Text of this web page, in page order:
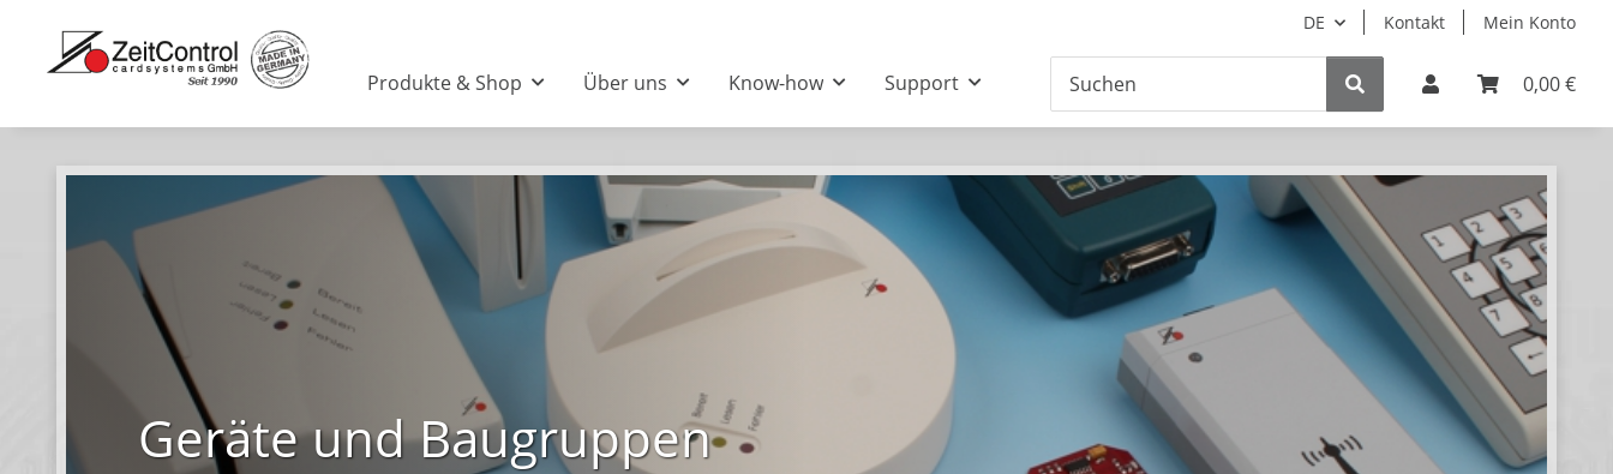
DE Kontakt Mein Konto
0,00 €
Produkte & Shop Über uns Know-how Support
Geräte und Baugruppen